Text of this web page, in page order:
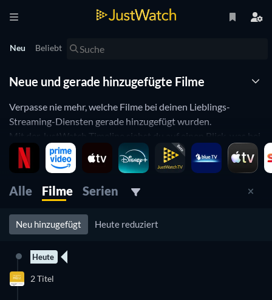
Neu Beliebt
Neue und gerade hinzugefügte Filme
Verpasse nie mehr, welche Filme bei deinen Lieblings-
Streaming-Diensten gerade hinzugefügt wurden.
Mit der JustWatch Timeline siehst du auf einen Blick, was bei
z.B. Netflix, Watchever, Amazon Prime Instant Video oder
Maxdome neu im Angebot ist und weisst immer als erster
Filtere nach deinem Lieblings-Anbieter, Genre oder
Filter-Einstellungen.
Alle Filme Serien
Neu hinzugefügt Heute reduziert
Heute
2 Titel